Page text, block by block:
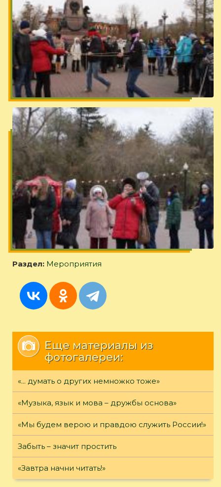
Раздел: Мероприятия
Еще материалы из
фотогалереи:
«... думать о других немножко тоже»
«Музыка, язык и мова – дружбы основа»
«Мы будем верою и правдою служить России!»
Забыть – значит простить
«Завтра начни читать!»